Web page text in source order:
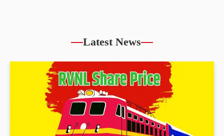
Latest News